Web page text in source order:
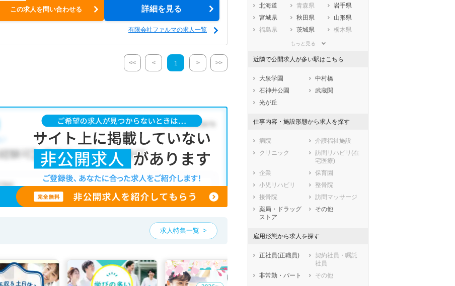
この求人を問い合わせる 詳細を見る
有限会社ファルマの求人一覧
<< < 1 > >>
求人特集一覧
北海道 青森県
岩手県
宮城県
秋田県
山形県
福島県
茨城県
栃木県
埼玉県
石川県
福井県
静岡県
愛知県
滋賀県
鳥取県
島根県
岡山県
広島県
山口県
徳島県
香川県
愛媛県
高知県
長崎県
熊本県
大分県
鹿児島県
沖縄県
もっと見る
近隣で公開求人が多い駅はこちら
大泉学園
中村橋
石神井公園
武蔵関
光が丘
仕事内容・施設形態から求人を探す
病院
介護福祉施設
クリニック
訪問リハビリ(在
宅医療)
企業
保育園
小児リハビリ
整骨院
接骨院
訪問マッサージ
薬局・ドラッグ
ストア
その他
雇用形態から求人を探す
正社員(正職員)
契約社員・嘱託
社員
非常勤・パート
その他